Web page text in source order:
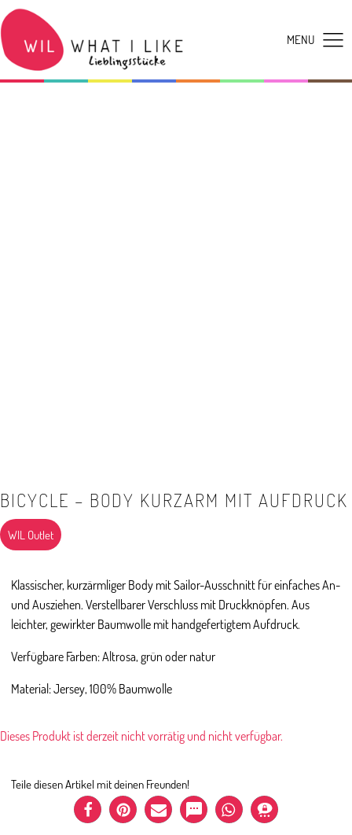
BICYCLE – BODY KURZARM MIT AUFDRUCK
WIL Outlet
Klassischer, kurzärmliger Body mit Sailor-Ausschnitt für einfaches An-
und Ausziehen. Verstellbarer Verschluss mit Druckknöpfen. Aus
leichter, gewirkter Baumwolle mit handgefertigtem Aufdruck.
Verfügbare Farben: Altrosa, grün oder natur
Material: Jersey, 100% Baumwolle
Dieses Produkt ist derzeit nicht vorrätig und nicht verfügbar.
Teile diesen Artikel mit deinen Freunden!